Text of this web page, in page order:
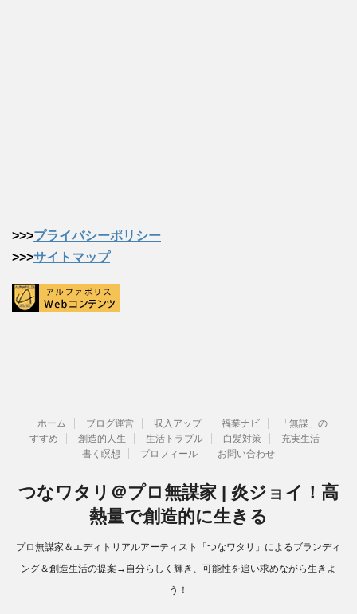
>>>プライバシーポリシー
>>>サイトマップ
ホーム ブログ運営 収入アップ 福業ナビ
「無謀」の
すすめ
創造的人生 生活トラブル 白髪対策
充実生活
書く瞑想
プロフィール お問い合わせ
つなワタリ＠プロ無謀家 | 炎ジョイ！高
熱量で創造的に生きる
プロ無謀家＆エディトリアルアーティスト「つなワタリ」によるブランディ
ング＆創造生活の提案→自分らしく輝き、可能性を追い求めながら生きよ
う！